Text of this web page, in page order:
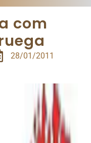
com
28/01/2011